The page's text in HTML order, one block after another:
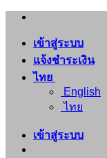
ข้าม
เนื้อหา
เข้าสู่ระบบ
แจ้งชำระเงิน
ไทย
English
ไทย
เข้าสู่ระบบ